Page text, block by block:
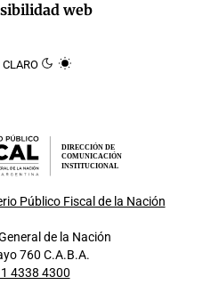
web
DIRECCIÓN DE
COMUNICACIÓN
INSTITUCIONAL
Público Fiscal de la Nación
de la Nación
760 C.A.B.A.
4338 4300